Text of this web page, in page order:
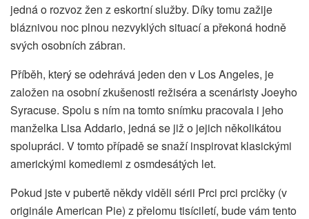
jedná o rozvoz žen z eskortní služby. Díky tomu zažije
bláznivou noc plnou nezvyklých situací a překoná hodně
svých osobních zábran.
Příběh, který se odehrává jeden den v Los Angeles, je
založen na osobní zkušenosti režiséra a scenáristy Joeyho
Syracuse. Spolu s ním na tomto snímku pracovala i jeho
manželka Lisa Addario, jedná se již o jejich několikátou
spolupráci. V tomto případě se snaží inspirovat klasickými
americkými komediemi z osmdesátých let.
Pokud jste v pubertě někdy viděli sérii Prci prci prcičky (v
originále American Pie) z přelomu tisíciletí, bude vám tento